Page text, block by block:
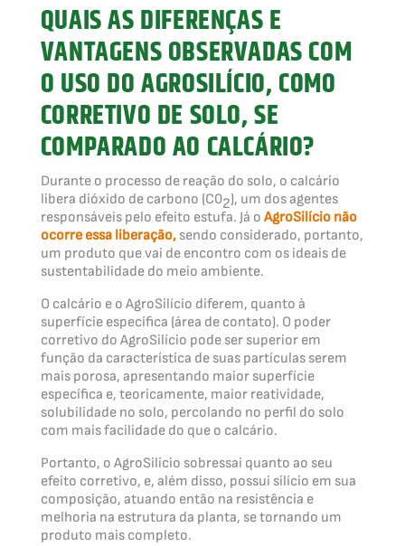
QUAIS AS DIFERENÇAS E
VANTAGENS OBSERVADAS COM
O USO DO AGROSILÍCIO, COMO
CORRETIVO DE SOLO, SE
COMPARADO AO CALCÁRIO?
Durante o processo de reação do solo, o calcário
libera dióxido de carbono (C02), um dos agentes
responsáveis pelo efeito estufa. Já o AgroSilício não
ocorre essa liberação,sendo considerado, portanto,
um produto que vai de encontro com os ideais de
sustentabilidade do meio ambiente.
O calcário e o AgroSilício diferem, quanto à
superfície específica (área de contato). O poder
corretivo do AgroSilício pode ser superior em
função da característica de suas partículas serem
mais porosa, apresentando maior superfície
específica e, teoricamente, maior reatividade,
solubilidade no solo, percolando no perfil do solo
com mais facilidade do que o calcário.
Portanto, o AgroSilício sobressai quanto ao seu
efeito corretivo, e, além disso, possui silício em sua
composição, atuando então na resistência e
melhoria na estrutura da planta, se tornando um
produto mais completo.